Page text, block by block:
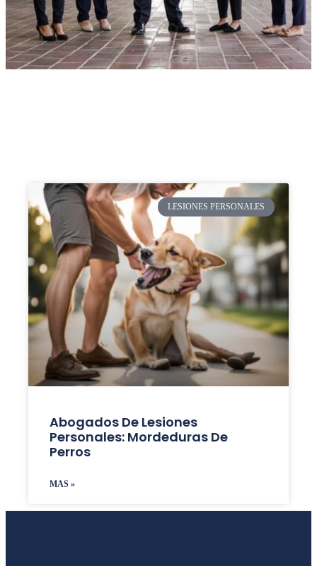
LESIONES PERSONALES
Abogados De Lesiones
Personales: Mordeduras De
Perros
MAS »